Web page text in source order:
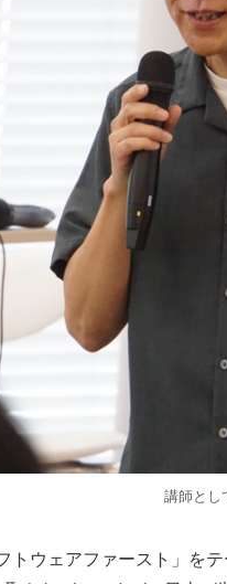
講師とし
トウェアファースト」を